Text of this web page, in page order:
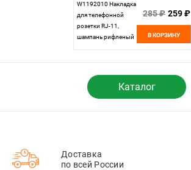
W1192010 Накладка
для телефонной
розетки RJ-11,
шампань рифленый
285 ₽ 259 ₽
В КОРЗИНУ
Каталог
Доставка
по всей России